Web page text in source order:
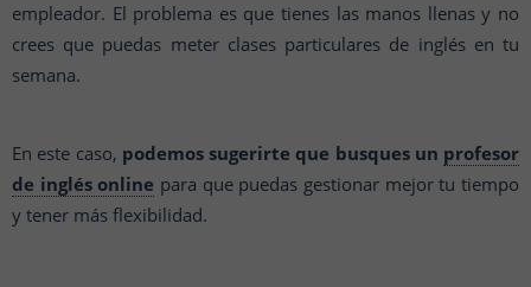
empleador. El problema es que tienes las manos llenas y no
crees que puedas meter clases particulares de inglés en tu
semana.
En este caso, podemos sugerirte que busques un profesor
de inglés online para que puedas gestionar mejor tu tiempo
y tener más flexibilidad.